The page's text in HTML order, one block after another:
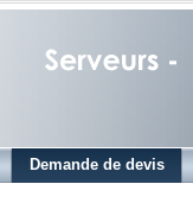
Demande de devis